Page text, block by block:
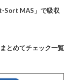
Sort MAS」で吸収
とめてチェック一覧